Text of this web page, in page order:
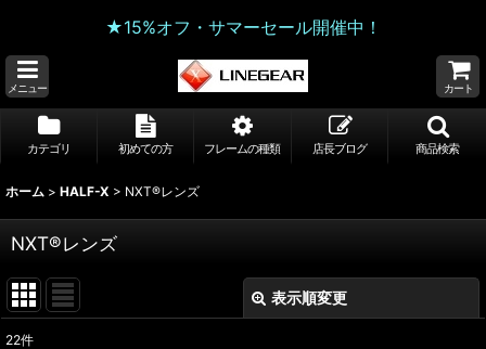
★15%オフ・サマーセール開催中！
メニュー カート
カテゴリ 初めての方 フレームの種類 店長ブログ 商品検索
ホーム > HALF-X > NXT®レンズ
NXT®レンズ
表示順変更
22件